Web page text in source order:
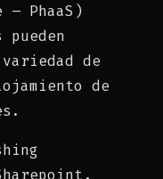
PhaaS)
de
de